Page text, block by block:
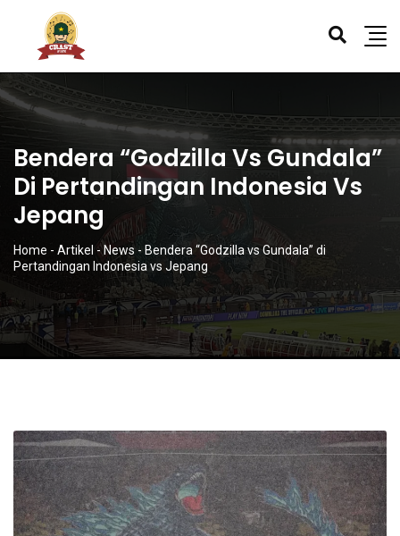
Bendera “Godzilla Vs Gundala”
Di Pertandingan Indonesia Vs
Jepang
Home - Artikel -News - Bendera “Godzilla vs Gundala” di
Pertandingan Indonesia vs Jepang